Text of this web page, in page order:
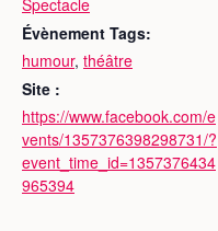
Spectacle
Évènement Tags:
humour, théâtre
Site :
https://www.facebook.com/e
vents/1357376398298731/?
event_time_id=1357376434
965394